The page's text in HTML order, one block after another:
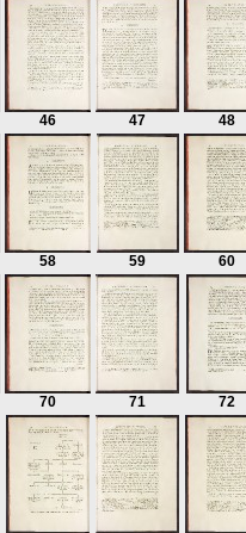
46 47 48
58 59 60
70 71 72